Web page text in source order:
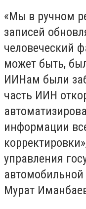
«Мы в ручном
записей
человеческий
может быть,
ИИНам были
часть ИИН
информации
управления
Мурат